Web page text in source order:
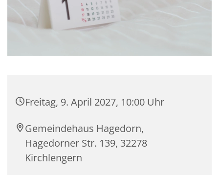
Freitag, 9. April 2027, 10:00 Uhr
Gemeindehaus Hagedorn,
Hagedorner Str. 139, 32278
Kirchlengern